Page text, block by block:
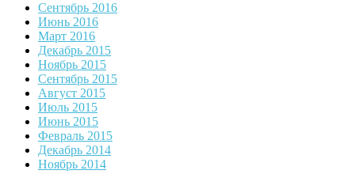
Сентябрь 2016
Июнь 2016
Март 2016
Декабрь 2015
Ноябрь 2015
Сентябрь 2015
Август 2015
Июль 2015
Июнь 2015
Февраль 2015
Декабрь 2014
Ноябрь 2014